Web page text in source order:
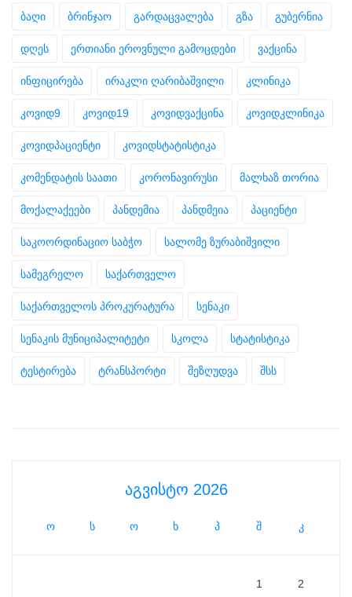
ბაღი ბრინჯაო გარდაცვალება გზა გუბერნია
დღეს ერთიანი ეროვნული გამოცდები ვაქცინა
ინფიცირება ირაკლი ღარიბაშვილი კლინიკა
კოვიდ9 კოვიდ19 კოვიდვაქცინა კოვიდკლინიკა
კოვიდპაციენტი კოვიდსტატისტიკა
კომენდატის საათი კორონავირუსი მალხაზ თორია
მოქალაქეები პანდემია პანდმეია პაციენტი
საკოორდინაციო საბჭო სალომე ზურაბიშვილი
სამეგრელო საქართველო
საქართველოს პროკურატურა სენაკი
სენაკის მუნიციპალიტეტი სკოლა სტატისტიკა
ტესტირება ტრანსპორტი შეზღუდვა შსს
აგვისტო 2026
ო ს ო ხ პ შ კ
1 2